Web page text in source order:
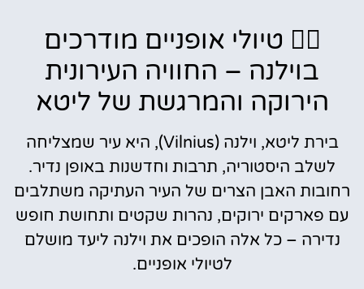
🚴‍♂️ טיולי אופניים מודרכים
בוילנה – החוויה העירונית
הירוקה והמרגשת של ליטא
בירת ליטא, וילנה (Vilnius), היא עיר שמצליחה
לשלב היסטוריה, תרבות וחדשנות באופן נדיר.
רחובות האבן הצרים של העיר העתיקה משתלבים
עם פארקים ירוקים, נהרות שקטים ותחושת חופש
נדירה – כל אלה הופכים את וילנה ליעד מושלם
לטיולי אופניים.